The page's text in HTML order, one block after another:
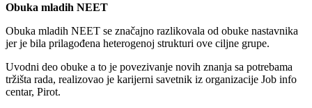
Obuka mladih NEET
Obuka mladih NEET se značajno razlikovala od obuke nastavnika
jer je bila prilagođena heterogenoj strukturi ove ciljne grupe.
Uvodni deo obuke a to je povezivanje novih znanja sa potrebama
tržišta rada, realizovao je karijerni savetnik iz organizacije Job info
centar, Pirot.